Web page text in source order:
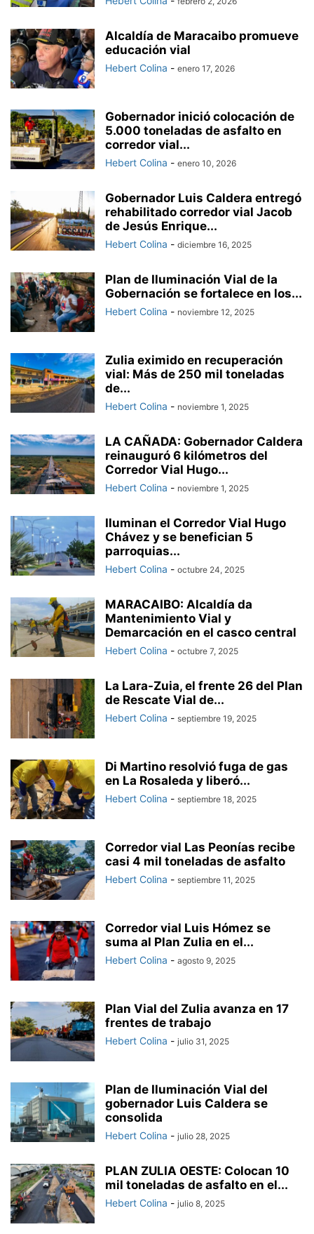
Alcaldía de Maracaibo promueve
educación vial
Hebert Colina - enero 17, 2026
Gobernador inició colocación de
5.000 toneladas de asfalto en
corredor vial...
Hebert Colina - enero 10, 2026
Gobernador Luis Caldera entregó
rehabilitado corredor vial Jacob
de Jesús Enrique...
Hebert Colina - diciembre 16, 2025
Plan de Iluminación Vial de la
Gobernación se fortalece en los...
Hebert Colina - noviembre 12, 2025
Zulia eximido en recuperación
vial: Más de 250 mil toneladas
de...
Hebert Colina - noviembre 1, 2025
LA CAÑADA: Gobernador Caldera
reinauguró 6 kilómetros del
Corredor Vial Hugo...
Hebert Colina - noviembre 1, 2025
Iluminan el Corredor Vial Hugo
Chávez y se benefician 5
parroquias...
Hebert Colina - octubre 24, 2025
MARACAIBO: Alcaldía da
Mantenimiento Vial y
Demarcación en el casco central
Hebert Colina - octubre 7, 2025
La Lara-Zuia, el frente 26 del Plan
de Rescate Vial de...
Hebert Colina - septiembre 19, 2025
Di Martino resolvió fuga de gas
en La Rosaleda y liberó...
Hebert Colina - septiembre 18, 2025
Corredor vial Las Peonías recibe
casi 4 mil toneladas de asfalto
Hebert Colina - septiembre 11, 2025
Corredor vial Luis Hómez se
suma al Plan Zulia en el...
Hebert Colina - agosto 9, 2025
Plan Vial del Zulia avanza en 17
frentes de trabajo
Hebert Colina - julio 31, 2025
Plan de Iluminación Vial del
gobernador Luis Caldera se
consolida
Hebert Colina - julio 28, 2025
PLAN ZULIA OESTE: Colocan 10
mil toneladas de asfalto en el...
Hebert Colina - julio 8, 2025